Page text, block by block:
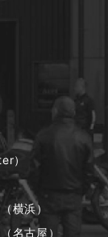
）
横浜）
名古屋）